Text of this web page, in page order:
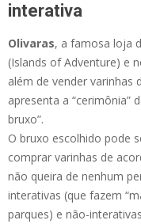
interativa
Olivaras, a famosa loja
(Islands of Adventure) e
além de vender varinhas
apresenta a “cerimônia”
bruxo”.
O bruxo escolhido pode
comprar varinhas de
não queira de nenhum
interativas (que fazem
parques) e não-